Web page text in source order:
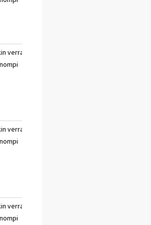
verran
verran
verran